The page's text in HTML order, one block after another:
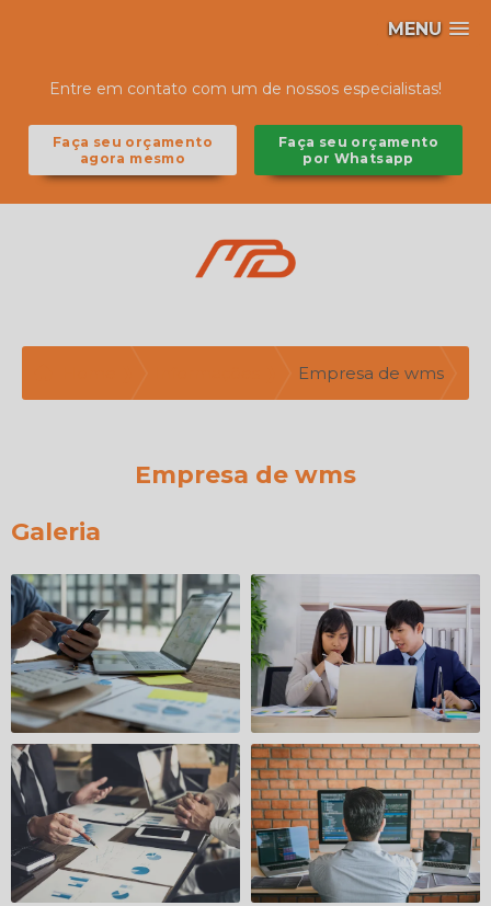
MENU
Entre em contato com um de nossos especialistas!
Faça seu orçamento
agora mesmo
Faça seu orçamento
por Whatsapp
Empresa de wms
Empresa de wms
Galeria